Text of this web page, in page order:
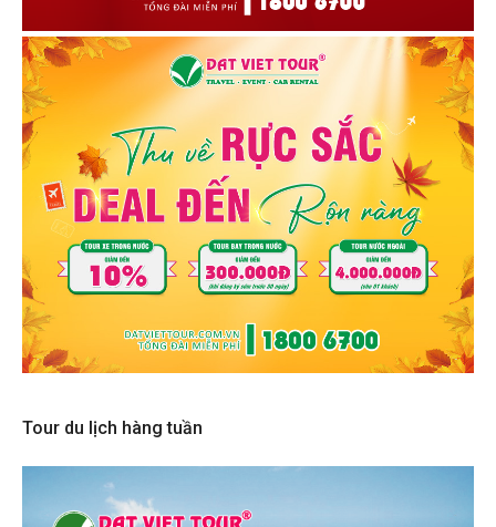
Tour du lịch hàng tuần